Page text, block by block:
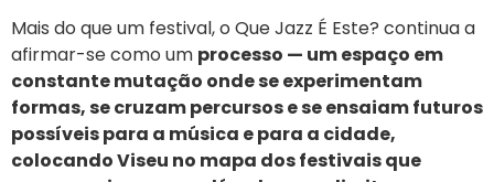
Mais do que um festival, o Que Jazz É Este? continua a
afirmar-se como um processo — um espaço em
constante mutação onde se experimentam
formas, se cruzam percursos e se ensaiam futuros
possíveis para a música e para a cidade,
colocando Viseu no mapa dos festivais que